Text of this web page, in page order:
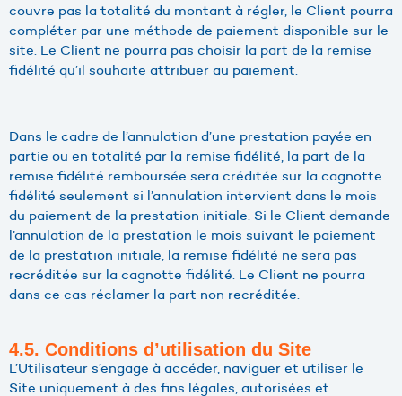
couvre pas la totalité du montant à régler, le Client pourra
compléter par une méthode de paiement disponible sur le
site. Le Client ne pourra pas choisir la part de la remise
fidélité qu’il souhaite attribuer au paiement.
Dans le cadre de l’annulation d’une prestation payée en
partie ou en totalité par la remise fidélité, la part de la
remise fidélité remboursée sera créditée sur la cagnotte
fidélité seulement si l’annulation intervient dans le mois
du paiement de la prestation initiale. Si le Client demande
l’annulation de la prestation le mois suivant le paiement
de la prestation initiale, la remise fidélité ne sera pas
recréditée sur la cagnotte fidélité. Le Client ne pourra
dans ce cas réclamer la part non recréditée.
4.5. Conditions d’utilisation du Site
L’Utilisateur s’engage à accéder, naviguer et utiliser le
Site uniquement à des fins légales, autorisées et